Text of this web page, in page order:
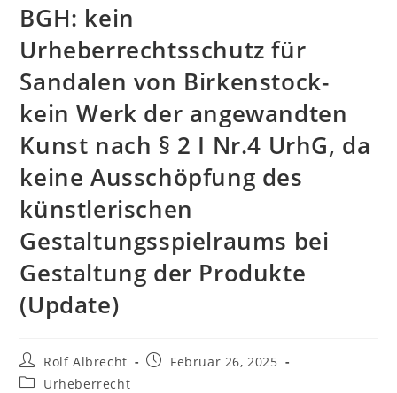
BGH: kein
Urheberrechtsschutz für
Sandalen von Birkenstock-
kein Werk der angewandten
Kunst nach § 2 I Nr.4 UrhG, da
keine Ausschöpfung des
künstlerischen
Gestaltungsspielraums bei
Gestaltung der Produkte
(Update)
Beitrags-
Autor:
Rolf Albrecht
BeitragFebruar 26, 2025
Beitrags-
Urheberrecht